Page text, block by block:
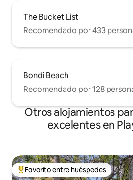
The Bucket List
Recomendado por 433
Bondi Beach
Recomendado por 128
Otros alojamientos
excelentes en
Favorito entre huéspedes preferido
Favorito entre huéspedes